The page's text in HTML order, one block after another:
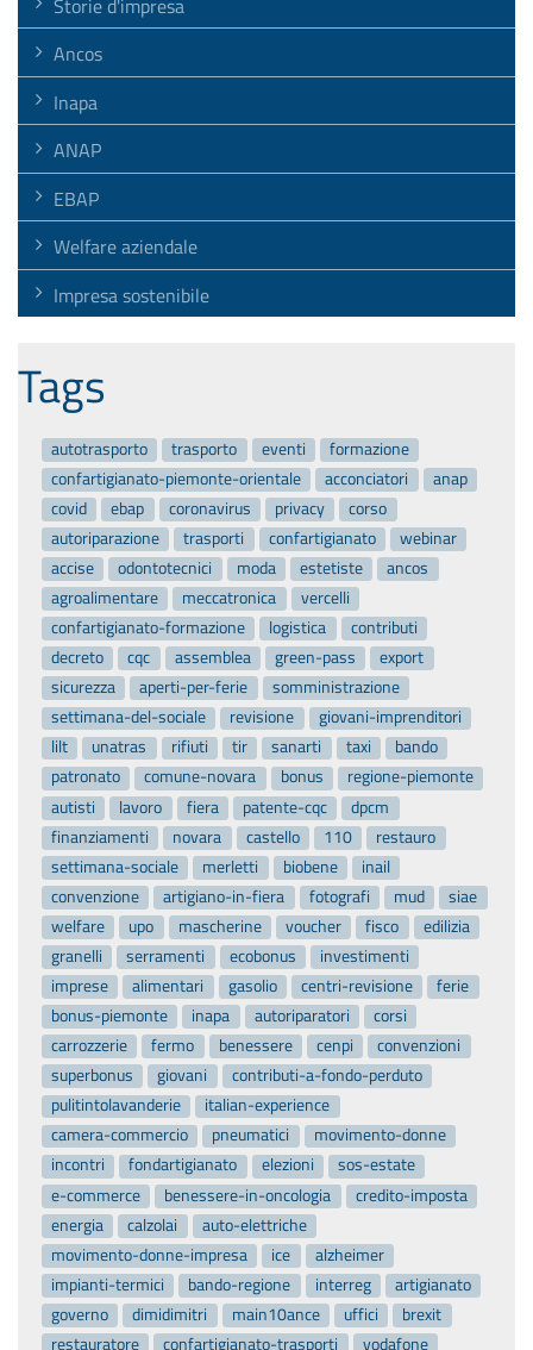
Storie d'impresa
Ancos
Inapa
ANAP
EBAP
Welfare aziendale
Impresa sostenibile
Tags
autotrasporto trasporto eventi
formazione
confartigianato-piemonte-orientale
acconciatori
anap
covid
ebap coronavirus privacy
corso
autoriparazione
trasporti confartigianato
webinar
accise
odontotecnici moda estetiste
ancos
agroalimentare
meccatronica
vercelli
confartigianato-formazione
logistica
contributi
decreto
cqc assemblea green-pass
export
sicurezza
aperti-per-ferie
somministrazione
settimana-del-sociale
revisione
giovani-imprenditori
lilt
unatras rifiuti tir sanarti taxi
bando
patronato
comune-novara bonus
regione-piemonte
autisti
lavoro fiera patente-cqc
dpcm
finanziamenti
novara castello 110
restauro
settimana-sociale
merletti biobene
inail
convenzione
artigiano-in-fiera fotografi mud
siae
welfare
upo mascherine voucher fisco
edilizia
granelli
serramenti ecobonus
investimenti
imprese
alimentari gasolio centri-revisione
ferie
bonus-piemonte
inapa autoriparatori
corsi
carrozzerie
fermo benessere cenpi
convenzioni
superbonus
giovani
contributi-a-fondo-perduto
pulitintolavanderie
italian-experience
camera-commercio
pneumatici
movimento-donne
incontri
fondartigianato elezioni
sos-estate
e-commerce
benessere-in-oncologia
credito-imposta
energia
calzolai
auto-elettriche
movimento-donne-impresa
ice
alzheimer
impianti-termici
bando-regione interreg
artigianato
governo
dimidimitri main10ance uffici
brexit
restauratore
confartigianato-trasporti vodafone